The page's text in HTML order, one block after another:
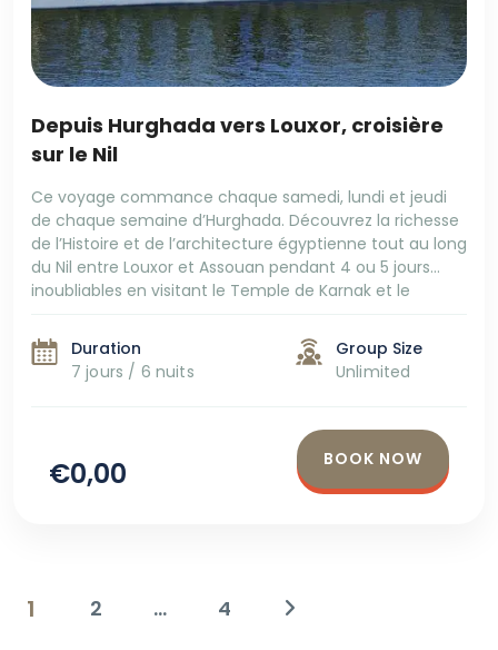
Depuis Hurghada vers Louxor, croisière
sur le Nil
Ce voyage commance chaque samedi, lundi et jeudi
de chaque semaine d’Hurghada. Découvrez la richesse
de l’Histoire et de l’architecture égyptienne tout au long
du Nil entre Louxor et Assouan pendant 4 ou 5 jours
inoubliables en visitant le Temple de Karnak et le
Duration
7 jours / 6 nuits
Group Size
Unlimited
€0,00 BOOK NOW
1 2 … 4